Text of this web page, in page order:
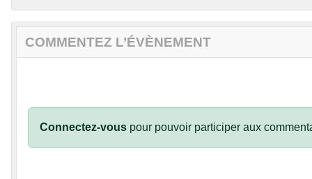
COMMENTEZ L’ÉVÈNEMENT
Connectez-vous pour pouvoir participer aux